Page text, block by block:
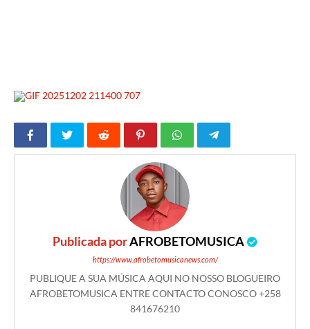
Publicada porAFROBETOMUSICA
https://www.afrobetomusicanews.com/
PUBLIQUE A SUA MÚSICA AQUI NO NOSSO BLOGUEIRO
AFROBETOMUSICA ENTRE CONTACTO CONOSCO +258
841676210